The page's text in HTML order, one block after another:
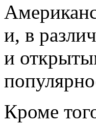
и, в
и
Кроме